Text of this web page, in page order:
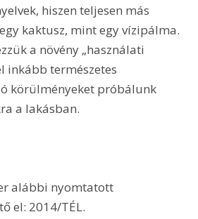
hiszen teljesen más
kaktusz, mint egy vízipálma.
a növény „használati
inkább természetes
körülményeket próbálunk
a lakásban.
alábbi nyomtatott
el: 2014/TÉL.